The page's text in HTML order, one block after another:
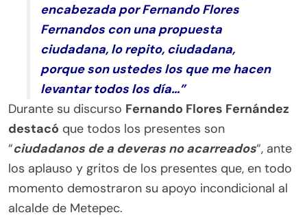
encabezada por Fernando Flores
Fernandos con una propuesta
ciudadana, lo repito, ciudadana,
porque son ustedes los que me hacen
levantar todos los día…”
Durante su discurso Fernando Flores Fernández
destacó que todos los presentes son
“ciudadanos de a deveras no acarreados“, ante
los aplauso y gritos de los presentes que, en todo
momento demostraron su apoyo incondicional al
alcalde de Metepec.